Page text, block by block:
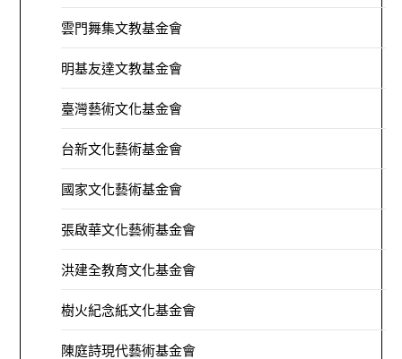
雲門舞集文教基金會
明基友達文教基金會
臺灣藝術文化基金會
台新文化藝術基金會
國家文化藝術基金會
張啟華文化藝術基金會
洪建全教育文化基金會
樹火紀念紙文化基金會
陳庭詩現代藝術基金會